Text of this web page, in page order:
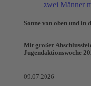
Sonne von oben und in
Mit großer
Jugendaktionswoche
09.07.2026